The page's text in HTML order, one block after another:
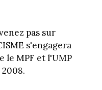
pas sur
s'engagera
le MPF et l'UMP